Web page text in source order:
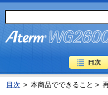
目次 > 本商品でできること >